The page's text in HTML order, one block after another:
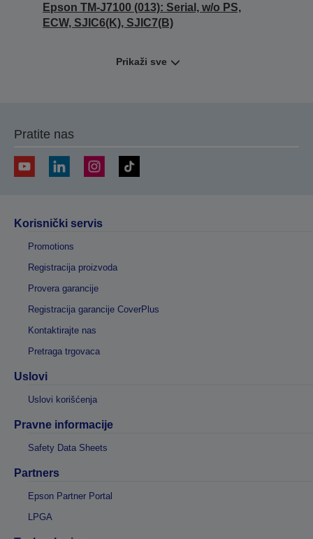
Epson TM-J7100 (013): Serial, w/o PS,
ECW, SJIC6(K), SJIC7(B)
Prikaži sve
Pratite nas
Korisnički servis
Promotions
Registracija proizvoda
Provera garancije
Registracija garancije CoverPlus
Kontaktirajte nas
Pretraga trgovaca
Uslovi
Uslovi korišćenja
Pravne informacije
Safety Data Sheets
Partners
Epson Partner Portal
LPGA